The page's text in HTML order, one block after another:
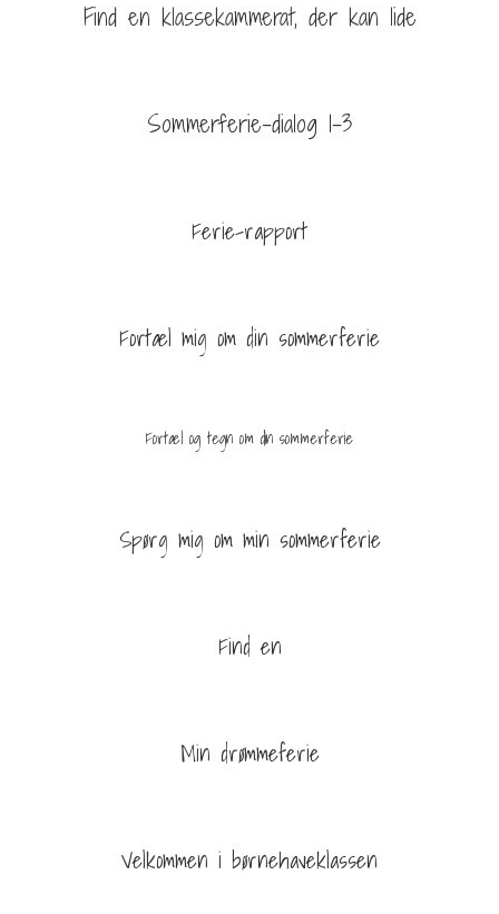
Find en klassekammerat, der kan lide
Sommerferie-dialog 1-3
Ferie-rapport
Fortæl mig om din sommerferie
Fortæl og tegn om din sommerferie
Spørg mig om min sommerferie
Find en
Min drømmeferie
Velkommen i børnehaveklassen